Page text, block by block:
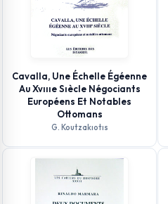
Cavalla, Une Échelle Égéenne
Au Xvıııe Sıècle Négociants
Européens Et Notables
Ottomans
G. Koutzakıotıs